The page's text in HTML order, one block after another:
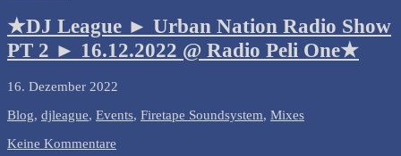
★DJ League ► Urban Nation Radio Show
PT 2 ► 16.12.2022 @ Radio Peli One★
16. Dezember 2022
Blog, djleague, Events, Firetape Soundsystem, Mixes
Keine Kommentare